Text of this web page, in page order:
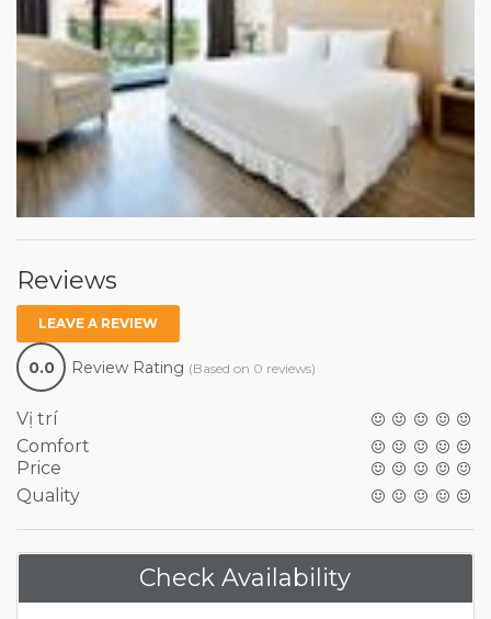
Reviews
LEAVE A REVIEW
0.0 Review Rating (Based on 0 reviews)
Vị trí
Comfort
Price
Quality
Check Availability